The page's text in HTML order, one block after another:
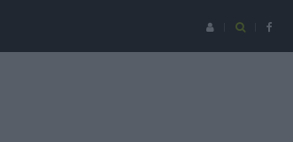
Serie C - Coppa Italia: Spezia-Torres